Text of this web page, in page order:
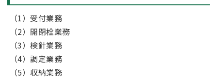
（1）受付業務
（2）開閉栓業務
（3）検針業務
（4）調定業務
（5）収納業務